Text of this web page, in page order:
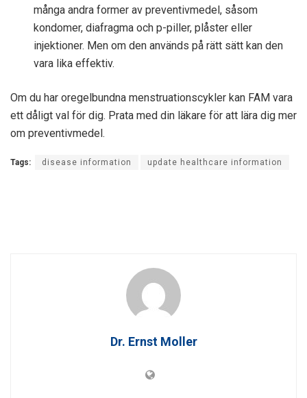
många andra former av preventivmedel, såsom
kondomer, diafragma och p-piller, plåster eller
injektioner. Men om den används på rätt sätt kan den
vara lika effektiv.
Om du har oregelbundna menstruationscykler kan FAM vara
ett dåligt val för dig. Prata med din läkare för att lära dig mer
om preventivmedel.
Tags: disease information update healthcare information
Dr. Ernst Moller